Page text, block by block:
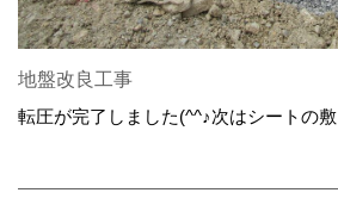
地盤改良工事
転圧が完了しました(^^♪次はシートの